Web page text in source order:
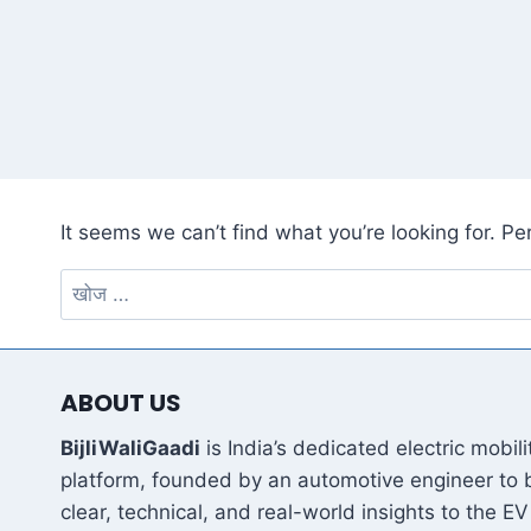
It seems we can’t find what you’re looking for.
निम्न
को
खोजें:
ABOUT US
BijliWaliGaadi is India’s dedicated electric
platform, founded by an automotive engineer to
clear, technical, and real-world insights to the EV